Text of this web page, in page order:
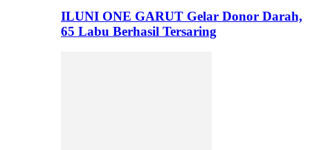
ILUNI ONE GARUT Gelar Donor Darah,
65 Labu Berhasil Tersaring